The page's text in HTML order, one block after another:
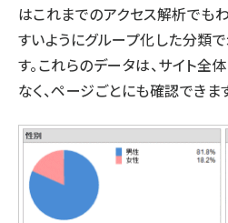
はこれまでのアクセス解析でも
すいようにグループ化した分類
す。これらのデータは、サイト全
なく、ページごとにも確認できま